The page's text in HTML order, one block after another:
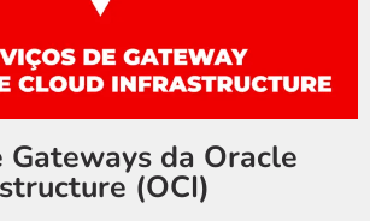
Gateways da Oracle
(OCI)